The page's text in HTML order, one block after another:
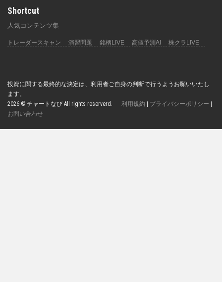
Shortcut
人気コンテンツ集
トレーダースキャン 演習問題 銘柄LIVE 高値予測AI 株クラLIVE
投資に関する最終的な決定は、利用者ご自身の判断で行うようお願いいたし
ます。
2026 © チャートなび All rights reserverd. 利用規約 プライバシーポリシー
お問い合わせ